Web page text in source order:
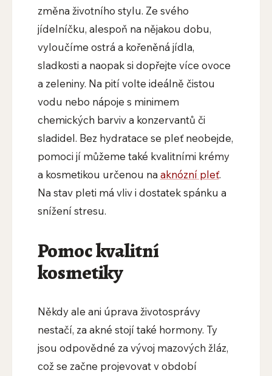
změna životního stylu. Ze svého
jídelníčku, alespoň na nějakou dobu,
vyloučíme ostrá a kořeněná jídla,
sladkosti a naopak si dopřejte více ovoce
a zeleniny. Na pití volte ideálně čistou
vodu nebo nápoje s minimem
chemických barviv a konzervantů či
sladidel. Bez hydratace se pleť neobejde,
pomoci jí můžeme také kvalitními krémy
a kosmetikou určenou na aknózní pleť.
Na stav pleti má vliv i dostatek spánku a
snížení stresu.
Pomoc kvalitní
kosmetiky
Někdy ale ani úprava životosprávy
nestačí, za akné stojí také hormony. Ty
jsou odpovědné za vývoj mazových žláz,
což se začne projevovat v období